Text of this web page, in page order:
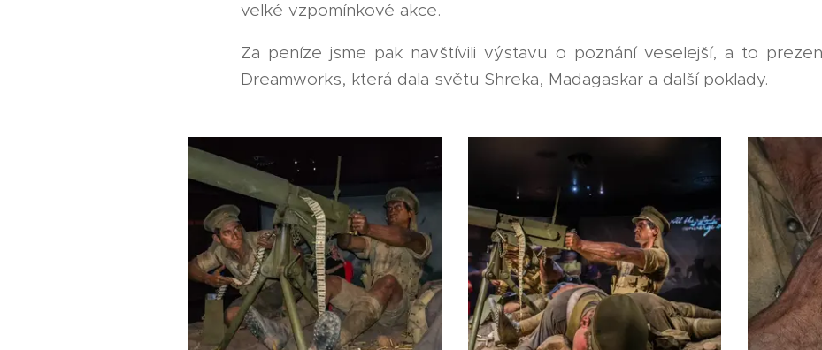
velké vzpomínkové akce.
Za peníze jsme pak navštívili výstavu o poznání veselejší, a to
Dreamworks, která dala světu Shreka, Madagaskar a další poklady.